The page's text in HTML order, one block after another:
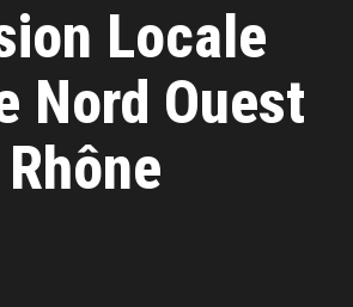
Locale
Nord Ouest
Rhône